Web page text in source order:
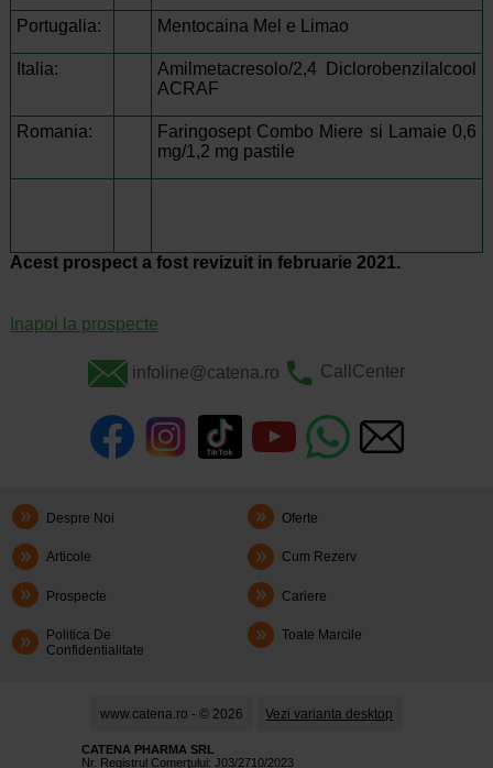
Portugalia: Mentocaina Mel e Limao
Italia:
Amilmetacresolo/2,4 Diclorobenzilalcool
ACRAF
Romania:
Faringosept Combo Miere si Lamaie 0,6
mg/1,2 mg pastile
Acest prospect a fost revizuit in februarie 2021.
Inapoi la prospecte
infoline@catena.ro CallCenter
Despre Noi Oferte
Articole Cum Rezerv
Prospecte Cariere
Politica De
Confidentialitate
Toate Marcile
www.catena.ro - © 2026 Vezi varianta desktop
CATENA PHARMA SRL
Nr. Registrul Comerţului: J03/2710/2023